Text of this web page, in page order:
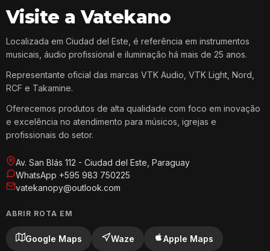
Visite a Vatekano
Localizada em Ciudad del Este, é referência em instrumentos
musicais, áudio profissional e iluminação há mais de 25 anos.
Representante oficial das marcas VTK Audio, VTK Light, Nord,
RCF e Takamine.
Oferecemos produtos de alta qualidade com foco em inovação
e excelência no atendimento para músicos, igrejas e
profissionais do setor.
Av. San Blás 112 - Ciudad del Este, Paraguay
WhatsApp +595 983 750225
vatekanopy@outlook.com
ABRIR ROTA EM
Google Maps Waze Apple Maps